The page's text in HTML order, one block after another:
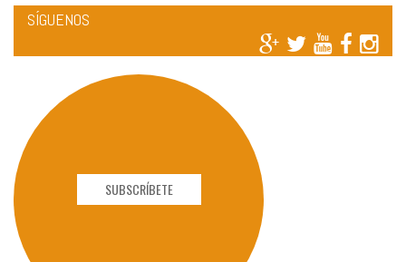
SÍGUENOS
SUBSCRÍBETE